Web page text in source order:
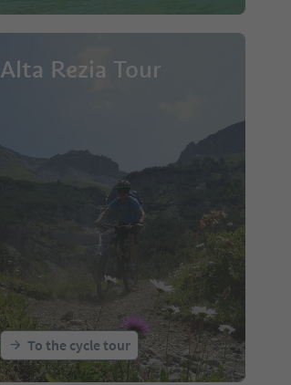
Alta Rezia Tour
To the cycle tour